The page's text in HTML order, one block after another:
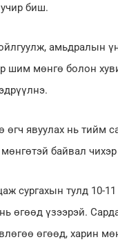
биш.
амьдралын
шим мөнгө болон
өгч явуулах нь тийм
байвал
тулд 10-11
өгөөд үзээрэй.
өгөөд, харин